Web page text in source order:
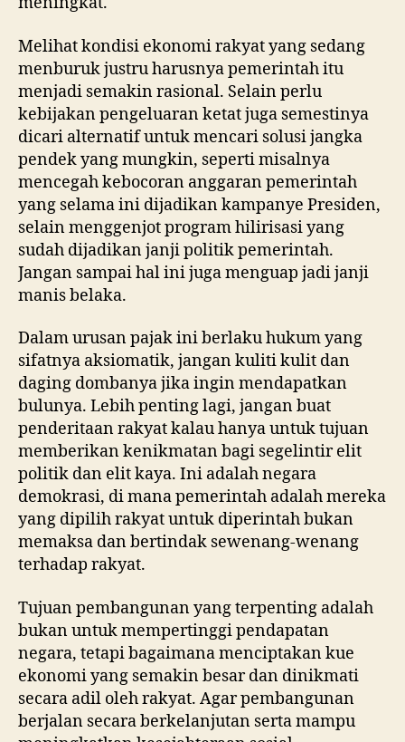
Melihat kondisi ekonomi rakyat yang sedang
menburuk justru harusnya pemerintah itu
menjadi semakin rasional. Selain perlu
kebijakan pengeluaran ketat juga semestinya
dicari alternatif untuk mencari solusi jangka
pendek yang mungkin, seperti misalnya
mencegah kebocoran anggaran pemerintah
yang selama ini dijadikan kampanye Presiden,
selain menggenjot program hilirisasi yang
sudah dijadikan janji politik pemerintah.
Jangan sampai hal ini juga menguap jadi janji
manis belaka.
Dalam urusan pajak ini berlaku hukum yang
sifatnya aksiomatik, jangan kuliti kulit dan
daging dombanya jika ingin mendapatkan
bulunya. Lebih penting lagi, jangan buat
penderitaan rakyat kalau hanya untuk tujuan
memberikan kenikmatan bagi segelintir elit
politik dan elit kaya. Ini adalah negara
demokrasi, di mana pemerintah adalah mereka
yang dipilih rakyat untuk diperintah bukan
memaksa dan bertindak sewenang-wenang
terhadap rakyat.
Tujuan pembangunan yang terpenting adalah
bukan untuk mempertinggi pendapatan
negara, tetapi bagaimana menciptakan kue
ekonomi yang semakin besar dan dinikmati
secara adil oleh rakyat. Agar pembangunan
berjalan secara berkelanjutan serta mampu